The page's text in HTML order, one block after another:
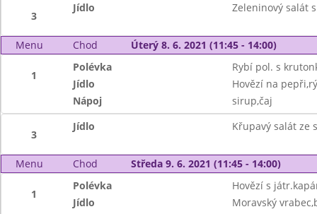
3
Jídlo Zeleninový salát
Menu Chod Úterý 8. 6. 2021 (11:45 - 14:00)
1
Polévka
Rybí pol. s
Jídlo
Hovězí na
Nápoj
sirup,čaj
3
Jídlo Křupavý salát ze
Menu Chod Středa 9. 6. 2021 (11:45 - 14:00)
1
Polévka
Hovězí s
Jídlo
Moravský